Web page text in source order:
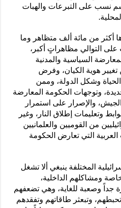
على التبرعات والهبات
أكثر من مائة ألف متظاهر وما
على التوالي مظاهراتٍ أكبر،
السياسية والمدنية
هوية الكيان، وفرض
الحياة وشكل الدولة، وممن
وتوجهات الحكومة المعارضة
والإصرار على استمرار
وتعليمات إطلاق النار، وغير
من القوميين والعلمانيين
التي تعارض الحكومة
المختلفة ينبغي ألا تشغل
ومشاكلهم الداخلية،
جداً وصعبة للغاية، وهي تضعفهم
وتبعثر طاقاتهم وتفقدهم